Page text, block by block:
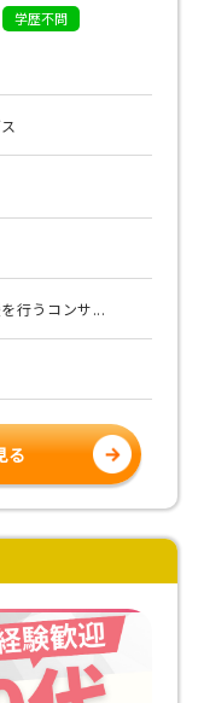
学歴不問
行うコンサ...
る